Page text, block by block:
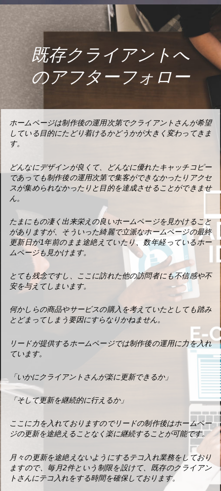
既存クライアントへ
のアフターフォロー
ホームページは制作後の運用次第でクライアントさんが希望
している目的にたどり着けるかどうかが大きく変わってきま
す。
どんなにデザインが良くて、どんなに優れたキャッチコピー
であっても制作後の運用次第で集客ができなかったりアクセ
スが集められなかったりと目的を達成させることができませ
ん。
たまにもの凄く出来栄えの良いホームページを見かけること
がありますが、そういった綺麗で立派なホームページの最終
更新日が1年前のまま途絶えていたり、数年経っているホー
ムページも見かけます。
とても残念ですし、ここに訪れた他の訪問者にも不信感や不
安を与えてしまいます。
何かしらの商品やサービスの購入を考えていたとしても踏み
とどまってしまう要因にすらなりかねません。
リードが提供するホームページでは制作後の運用に力を入れ
ています。
「いかにクライアントさんが楽に更新できるか」
「そして更新を継続的に行えるか」
ここに力を入れておりますのでリードの制作後はホームペー
ジの更新を途絶えることなく楽に継続することが可能です。
月々の更新を途絶えないようにするテコ入れ業務をしており
ますので、毎月2件という制限を設けて、既存のクライアン
トさんにテコ入れをする時間を確保しております。